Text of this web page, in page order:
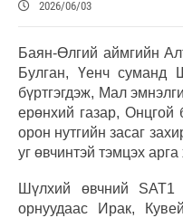
2026/06/03
Баян-Өлгий аймгийн
Булган, Үенч суманд
бүртгэгдэж, Мал
ерөнхий газар, Онцгой
орон нутгийн засаг
уг өвчинтэй тэмцэх
Шүлхий өвчний
орнуудаас Ирак,